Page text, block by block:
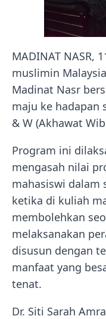
MADINAT NASR,
muslimin
Madinat Nasr
maju ke hadapan
& W (Akhawat
Program ini
mengasah nilai
mahasiswi dalam
ketika di kuliah
membolehkan
melaksanakan
disusun dengan
manfaat yang
tenat.
Dr. Siti Sarah